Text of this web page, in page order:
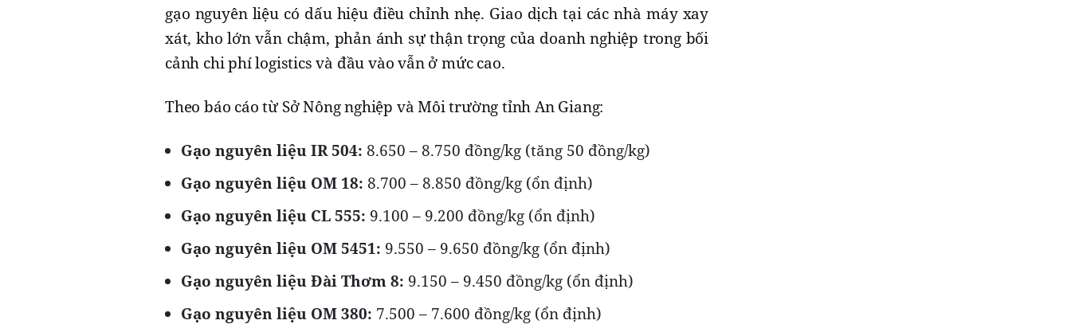
gạo nguyên liệu có dấu hiệu điều chỉnh nhẹ. Giao dịch tại các nhà máy xay
xát, kho lớn vẫn chậm, phản ánh sự thận trọng của doanh nghiệp trong bối
cảnh chi phí logistics và đầu vào vẫn ở mức cao.
Theo báo cáo từ Sở Nông nghiệp và Môi trường tỉnh An Giang:
Gạo nguyên liệu IR 504: 8.650 – 8.750 đồng/kg (tăng 50 đồng/kg)
Gạo nguyên liệu OM 18: 8.700 – 8.850 đồng/kg (ổn định)
Gạo nguyên liệu CL 555: 9.100 – 9.200 đồng/kg (ổn định)
Gạo nguyên liệu OM 5451: 9.550 – 9.650 đồng/kg (ổn định)
Gạo nguyên liệu Đài Thơm 8: 9.150 – 9.450 đồng/kg (ổn định)
Gạo nguyên liệu OM 380: 7.500 – 7.600 đồng/kg (ổn định)